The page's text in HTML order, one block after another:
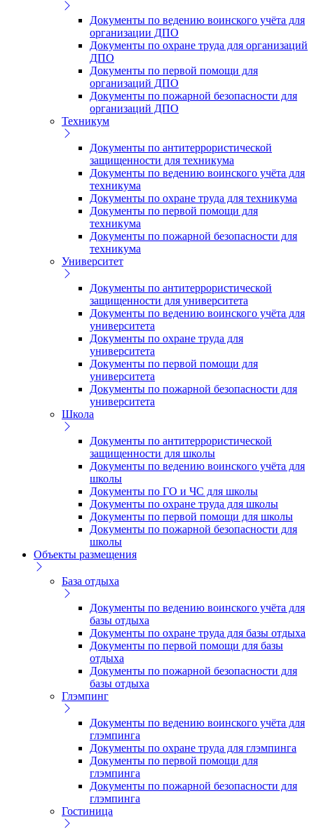
Документы по ведению воинского учёта для
организации ДПО
Документы по охране труда для организаций
ДПО
Документы по первой помощи для
организаций ДПО
Документы по пожарной безопасности для
организаций ДПО
Техникум
Документы по антитеррористической
защищенности для техникума
Документы по ведению воинского учёта для
техникума
Документы по охране труда для техникума
Документы по первой помощи для
техникума
Документы по пожарной безопасности для
техникума
Университет
Документы по антитеррористической
защищенности для университета
Документы по ведению воинского учёта для
университета
Документы по охране труда для
университета
Документы по первой помощи для
университета
Документы по пожарной безопасности для
университета
Школа
Документы по антитеррористической
защищенности для школы
Документы по ведению воинского учёта для
школы
Документы по ГО и ЧС для школы
Документы по охране труда для школы
Документы по первой помощи для школы
Документы по пожарной безопасности для
школы
Объекты размещения
База отдыха
Документы по ведению воинского учёта для
базы отдыха
Документы по охране труда для базы отдыха
Документы по первой помощи для базы
отдыха
Документы по пожарной безопасности для
базы отдыха
Глэмпинг
Документы по ведению воинского учёта для
глэмпинга
Документы по охране труда для глэмпинга
Документы по первой помощи для
глэмпинга
Документы по пожарной безопасности для
глэмпинга
Гостиница